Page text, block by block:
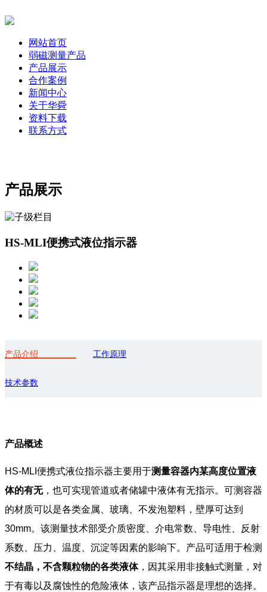
网站首页
弱磁测量产品
产品展示
合作案例
新闻中心
关于华舜
资料下载
联系方式
产品展示
HS-MLI便携式液位指示器
产品介绍 工作原理
技术参数
产品概述
HS-MLI便携式液位指示器主要用于测量容器内某高度位置液
体的有无，也可实现管道或者储罐中液体有无指示。可测容器
的材质可以是各类金属、玻璃、不发泡塑料，壁厚可达到
30mm。该测量技术部受介质密度、介电常数、导电性、反射
系数、压力、温度、沉淀等因素的影响下。产品可适用于检测
不结晶，不含颗粒物的各类液体，因其采用非接触式测量，对
于有毒以及腐蚀性的危险液体，该产品指示器是理想的选择。